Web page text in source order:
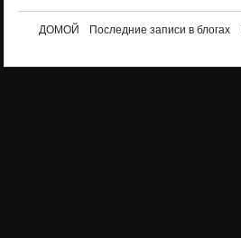
ДОМОЙ Последние записи в блогах